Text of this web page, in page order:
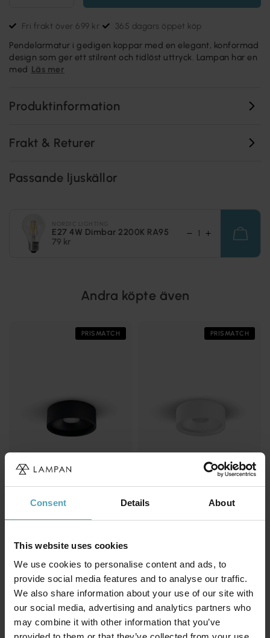
Consent Details About
This website uses cookies
We use cookies to personalise content and ads, to
provide social media features and to analyse our traffic.
We also share information about your use of our site with
our social media, advertising and analytics partners who
may combine it with other information that you’ve
Fri frakt över 699 kr 365 dagars öppet köp
Pendelarmatur i gedigen koppar med en elegant, konformad
design som ger ett stilrent och tidlöst uttryck. Lampan har en
med Läs mer
Produktinformation
Frakt & Returer
Passande ljuskällor
E27 4W Dimbar 2200K RA95
79 kr
Andra köpte även
PRISMATCH
WESTAL
PRISMATCH
WESTAL
PRISMATCH